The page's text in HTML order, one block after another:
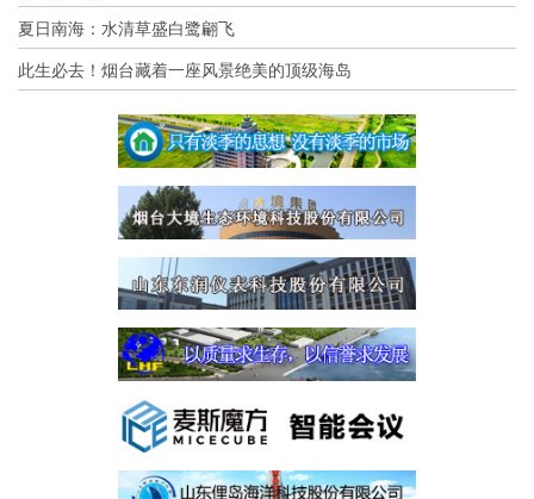
夏日南海：水清草盛白鹭翩飞
此生必去！烟台藏着一座风景绝美的顶级海岛